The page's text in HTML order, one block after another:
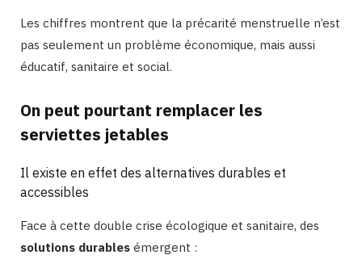
Les chiffres montrent que la précarité menstruelle n’est
pas seulement un problème économique, mais aussi
éducatif, sanitaire et social.
On peut pourtant remplacer les
serviettes jetables
Il existe en effet des alternatives durables et
accessibles
Face à cette double crise écologique et sanitaire, des
solutions durables émergent :